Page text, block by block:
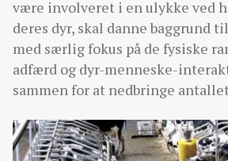
være involveret i en ulykke ved
deres dyr, skal danne baggrund
med særlig fokus på de fysiske
adfærd og dyr-menneske-
sammen for at nedbringe